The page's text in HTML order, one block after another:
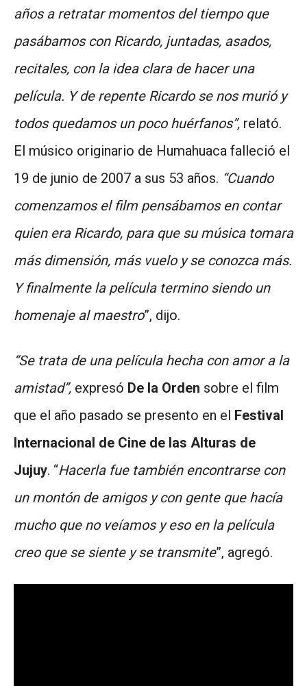
años a retratar momentos del tiempo que
pasábamos con Ricardo, juntadas, asados,
recitales, con la idea clara de hacer una
película. Y de repente Ricardo se nos murió y
todos quedamos un poco huérfanos”, relató.
El músico originario de Humahuaca falleció el
19 de junio de 2007 a sus 53 años. “Cuando
comenzamos el film pensábamos en contar
quien era Ricardo, para que su música tomara
más dimensión, más vuelo y se conozca más.
Y finalmente la película termino siendo un
homenaje al maestro”, dijo.
“Se trata de una película hecha con amor a la
amistad”, expresó De la Orden sobre el film
que el año pasado se presento en el Festival
Internacional de Cine de las Alturas de
Jujuy. “Hacerla fue también encontrarse con
un montón de amigos y con gente que hacía
mucho que no veíamos y eso en la película
creo que se siente y se transmite”, agregó.